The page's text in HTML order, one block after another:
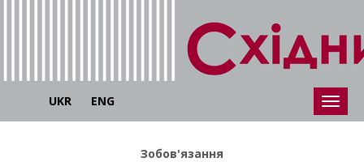
UKR ENG
Зобов'язання